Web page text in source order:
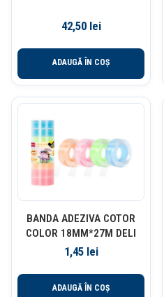
42,50 lei
ADAUGĂ ÎN COȘ
BANDA ADEZIVA COTOR
COLOR 18MM*27M DELI
1,45 lei
ADAUGĂ ÎN COȘ